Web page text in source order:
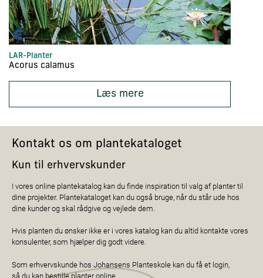
LAR-Planter
Acorus calamus
Læs mere
Kontakt os om plantekataloget
Kun til erhvervskunder
I vores online plantekatalog kan du finde inspiration til valg af planter til
dine projekter. Plantekataloget kan du også bruge, når du står ude hos
dine kunder og skal rådgive og vejlede dem.
Hvis planten du ønsker ikke er i vores katalog kan du altid kontakte vores
konsulenter, som hjælper dig godt videre.
Som erhvervskunde hos Johansens Planteskole kan du få et login,
så du kan bestille planter online.